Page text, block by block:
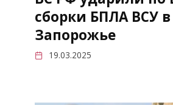
сборки БПЛА ВСУ в
Запорожье
19.03.2025